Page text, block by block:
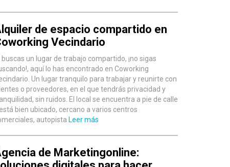
de espacio compartido en
Vecindario
buscas un lugar de trabajo compartido, ¡no sigas
aquí lo has encontrado en Coworking
Un lugar tranquilo para trabajar y reunirte con
o proveedores, en el que tendrás privacidad y
sin ruidos. El local se encuentra a pie de calle
bien ubicado, cercano a varios centros
autopista Leer más
de Marketingonline: